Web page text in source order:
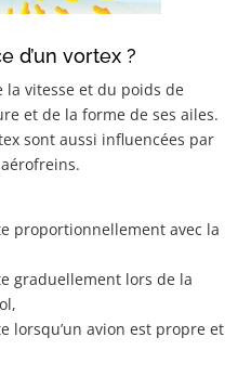
d’un vortex ?
la vitesse et du poids de
et de la forme de ses ailes.
sont aussi influencées par
proportionnellement avec la
graduellement lors de la
lorsqu’un avion est propre et